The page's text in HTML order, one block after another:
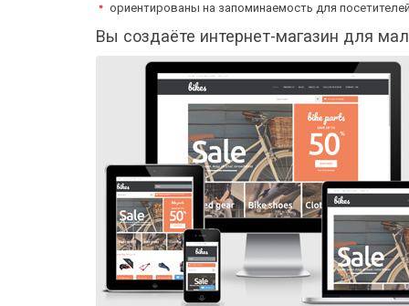
ориентированы на запоминаемость для
Вы создаёте интернет-магазин для